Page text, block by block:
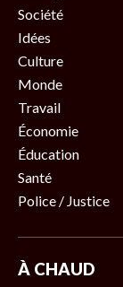
Société
Idées
Culture
Monde
Travail
Économie
Éducation
Santé
Police / Justice
À CHAUD